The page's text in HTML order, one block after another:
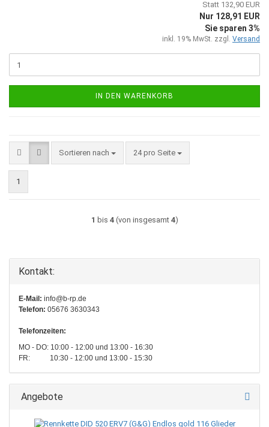
Statt 132,90 EUR
Nur 128,91 EUR
Sie sparen 3%
inkl. 19% MwSt. zzgl. Versand
IN DEN WARENKORB
Sortieren nach
Sortieren nach 24 pro Seite
pro Seite
1
1 bis 4(von insgesamt 4)
Kontakt:
E-Mail: info@b-rp.de
Telefon: 05676 3630343
Telefonzeiten:
MO - DO: 10:00 - 12:00 und 13:00 - 16:30
FR: 10:30 - 12:00 und 13:00 - 15:30
Angebote